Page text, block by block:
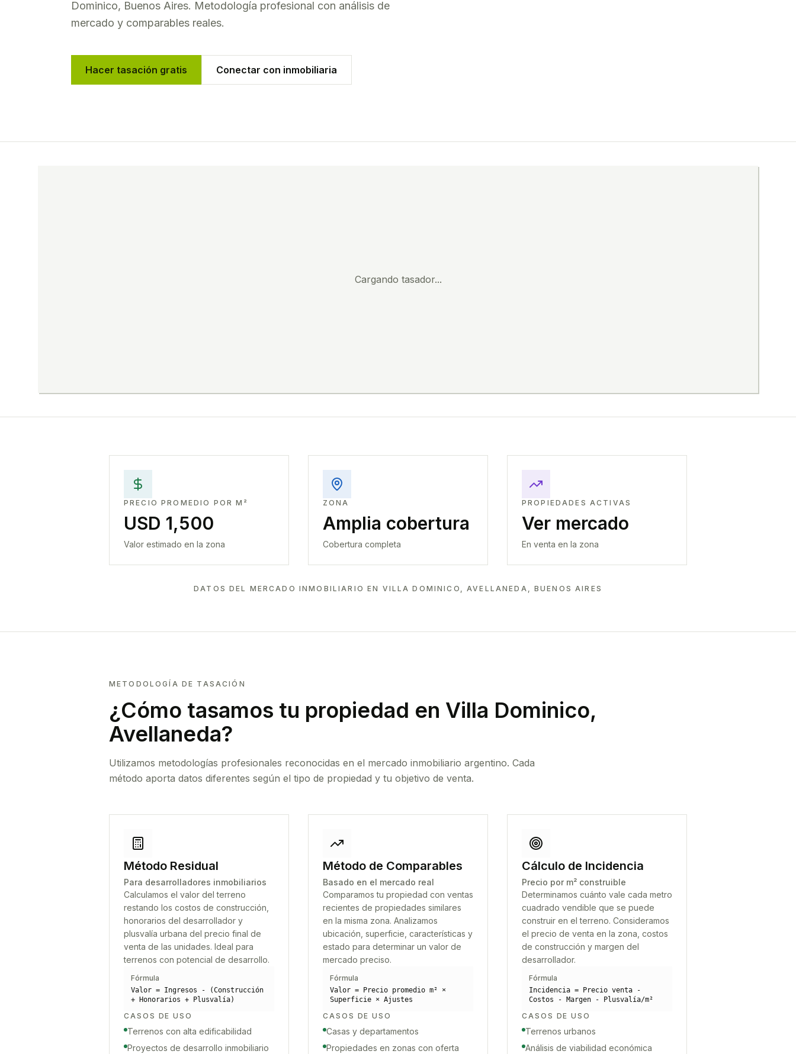
Dominico, Buenos Aires. Metodología profesional con análisis de
mercado y comparables reales.
Hacer tasación gratis Conectar con inmobiliaria
Cargando tasador...
PRECIO PROMEDIO POR M²
USD 1,500
Valor estimado en la zona
ZONA
Amplia cobertura
Cobertura completa
PROPIEDADES ACTIVAS
Ver mercado
En venta en la zona
DATOS DEL MERCADO INMOBILIARIO EN VILLA DOMINICO, AVELLANEDA, BUENOS AIRES
METODOLOGÍA DE TASACIÓN
¿Cómo tasamos tu propiedad en Villa Dominico,
Avellaneda?
Utilizamos metodologías profesionales reconocidas en el mercado inmobiliario argentino. Cada
método aporta datos diferentes según el tipo de propiedad y tu objetivo de venta.
Método Residual
Para desarrolladores inmobiliarios
Calculamos el valor del terreno
restando los costos de construcción,
honorarios del desarrollador y
plusvalía urbana del precio final de
venta de las unidades. Ideal para
terrenos con potencial de desarrollo.
Fórmula
Valor = Ingresos - (Construcción
+ Honorarios + Plusvalía)
CASOS DE USO
Terrenos con alta edificabilidad
Proyectos de desarrollo inmobiliario
Método de Comparables
Basado en el mercado real
Comparamos tu propiedad con ventas
recientes de propiedades similares
en la misma zona. Analizamos
ubicación, superficie, características y
estado para determinar un valor de
mercado preciso.
Fórmula
Valor = Precio promedio m² ×
Superficie × Ajustes
CASOS DE USO
Casas y departamentos
Propiedades en zonas con oferta
Cálculo de Incidencia
Precio por m² construible
Determinamos cuánto vale cada metro
cuadrado vendible que se puede
construir en el terreno. Consideramos
el precio de venta en la zona, costos
de construcción y margen del
desarrollador.
Fórmula
Incidencia = Precio venta -
Costos - Margen - Plusvalía/m²
CASOS DE USO
Terrenos urbanos
Análisis de viabilidad económica